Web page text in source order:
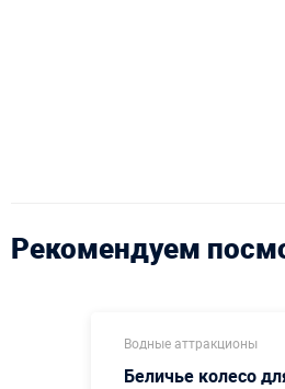
Рекомендуем
Водные аттракционы
Беличье колесо